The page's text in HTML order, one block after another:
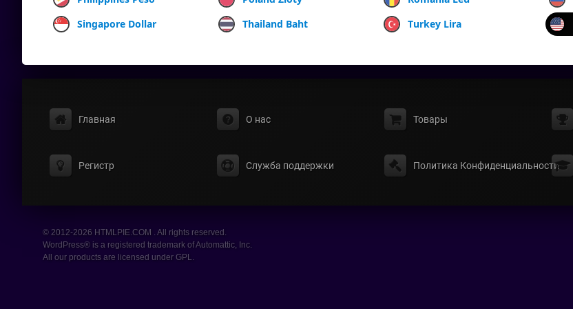
Singapore Dollar
Thailand Baht Turkey Lira
Главная О нас Товары
Регистр Служба поддержки Политика Конфиденциальности
© 2012-2026 HTMLPIE.COM . All rights reserved.
WordPress® is a registered trademark of Automattic, Inc.
All our products are licensed under GPL.